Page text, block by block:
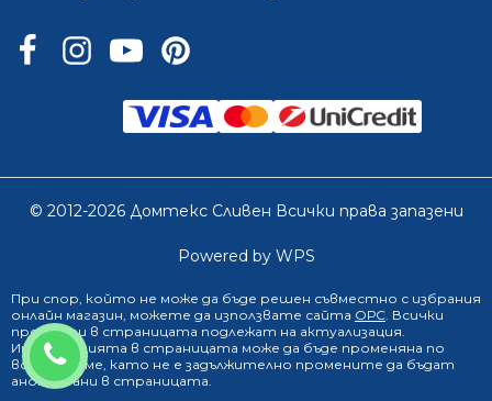
0888 249 719
© 2012-2026 Домтекс Сливен Всички права запазени
Powered by WPS
При спор, който не може да бъде решен съвместно с избрания
онлайн магазин, можете да използвате сайта ОРС. Всички
продукти в страницата подлежат на актуализация.
Информацията в страницата може да бъде променяна по
всяко време, като не е задължително промените да бъдат
анонсирани в страницата.